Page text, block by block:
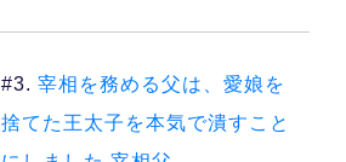
#3.宰相を務める父は、愛娘を
捨てた王太子を本気で潰すこと